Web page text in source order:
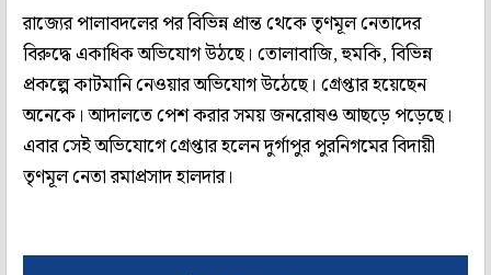
রাজ্যের পালাবদলের পর বিভিন্ন প্রান্ত থেকে তৃণমূল নেতাদের
বিরুদ্ধে একাধিক অভিযোগ উঠছে। তোলাবাজি, হুমকি, বিভিন্ন
প্রকল্পে কাটমানি নেওয়ার অভিযোগ উঠেছে। গ্রেপ্তার হয়েছেন
অনেকে। আদালতে পেশ করার সময় জনরোষও আছড়ে পড়েছে।
এবার সেই অভিযোগে গ্রেপ্তার হলেন দুর্গাপুর পুরনিগমের বিদায়ী
তৃণমূল নেতা রমাপ্রসাদ হালদার।